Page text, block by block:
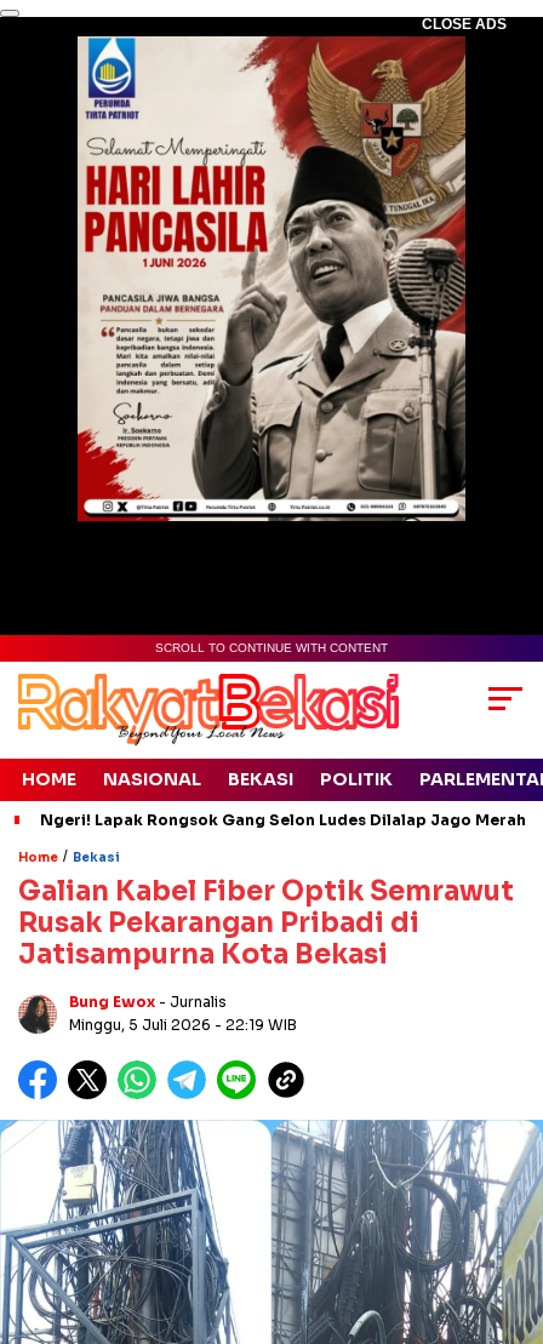
CLOSE ADS
SCROLL TO CONTINUE WITH CONTENT
HOME NASIONAL BEKASI POLITIK
Ngeri! Lapak Rongsok Gang Selon Ludes Dilalap Jago Merah
Home / Bekasi
Galian Kabel Fiber Optik Semrawut
Rusak Pekarangan Pribadi di
Jatisampurna Kota Bekasi
Bung Ewox - Jurnalis
Minggu, 5 Juli 2026 - 22:19 WIB